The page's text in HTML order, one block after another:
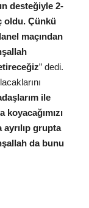
desteğiyle 2-
oldu. Çünkü
maçından
” dedi.
ile
grupta
da bunu